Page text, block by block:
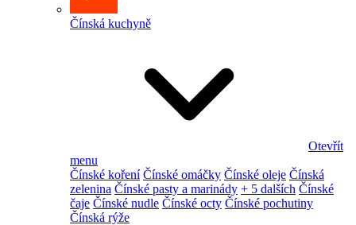
Čínská kuchyně
Otevřít
menu
Čínské koření Čínské omáčky Čínské oleje Čínská
zelenina Čínské pasty a marinády + 5 dalších Čínské
čaje Čínské nudle Čínské octy Čínské pochutiny
Čínská rýže